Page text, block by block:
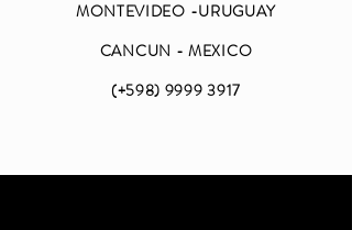
MONTEVIDEO -URUGUAY
CANCUN - MEXICO
(+598) 9999 3917